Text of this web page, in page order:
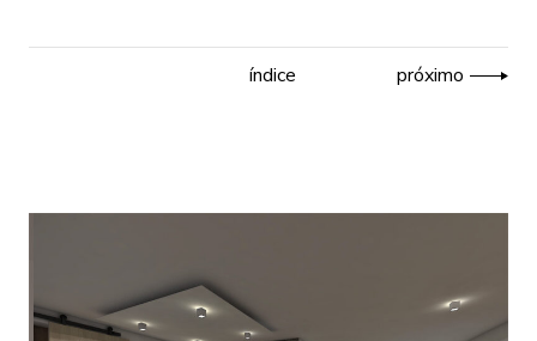
índice próximo